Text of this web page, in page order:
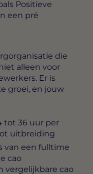
Positieve
een pré
die
alleen voor
Er is
groei, en jouw
tot 36 uur per
uitbreiding
van een fulltime
cao
vergelijkbare cao